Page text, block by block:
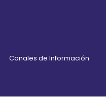
Canales de Información